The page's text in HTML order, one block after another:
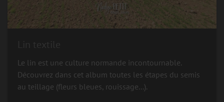
Le lin est une culture normande incontournable.
Découvrez dans cet album toutes les étapes du semis
au teillage (fleurs bleues, rouissage...).